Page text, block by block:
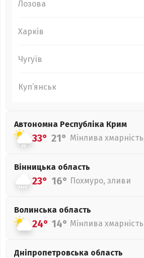
Лозова
Харків
Чугуїв
Куп’янськ
Автономна Республіка Крим
33° 21° Мінлива
Вінницька область
23° 16° Похмуро, зливи
Волинська область
24° 14° Мінлива хмарність
Дніпропетровська область